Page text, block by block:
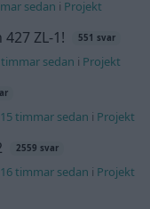
sedan i Projekt
ZL-1! 551 svar
sedan i Projekt
timmar sedan i Projekt
2559 svar
timmar sedan i Projekt